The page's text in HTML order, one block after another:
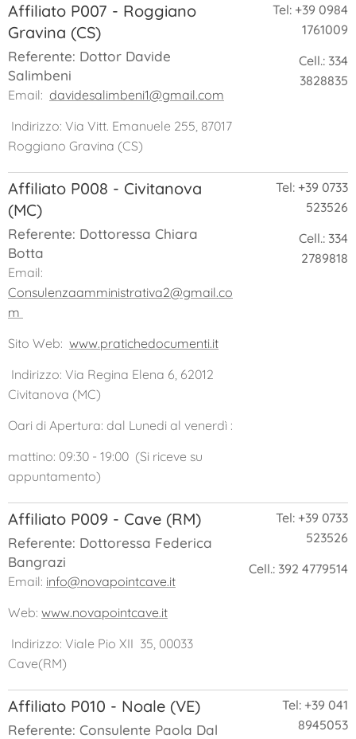
Affiliato P007 - Roggiano
Gravina (CS)
Referente: Dottor Davide
Salimbeni
Email: davidesalimbeni1@gmail.com
Indirizzo: Via Vitt. Emanuele 255, 87017
Roggiano Gravina (CS)
Tel: +39 0984
1761009
Cell.: 334
3828835
Affiliato P008 - Civitanova
(MC)
Referente: Dottoressa Chiara
Botta
Email:
Consulenzaamministrativa2@gmail.co
m
Sito Web: www.pratichedocumenti.it
Indirizzo: Via Regina Elena 6, 62012
Civitanova (MC)
Oari di Apertura: dal Lunedi al venerdì :
mattino: 09:30 - 19:00 (Si riceve su
appuntamento)
Tel: +39 0733
523526
Cell.: 334
2789818
Affiliato P009 - Cave (RM)
Referente: Dottoressa Federica
Bangrazi
Email: info@novapointcave.it
Web: www.novapointcave.it
Indirizzo: Viale Pio XII 35, 00033
Cave(RM)
Tel: +39 0733
523526
Cell.: 392 4779514
Affiliato P010 - Noale (VE)
Referente: Consulente Paola Dal
Tel: +39 041
8945053